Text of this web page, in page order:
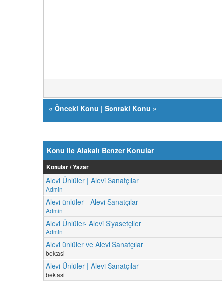
« Önceki Konu | Sonraki Konu »
Konu ile Alakalı Benzer Konular
Konular / Yazar
Alevi Ünlüler | Alevi Sanatçılar
Admin
Alevi ünlüler - Alevi Sanatçılar
Admin
Alevi Ünlüler- Alevi Siyasetçiler
Admin
Alevi ünlüler ve Alevi Sanatçılar
bektasi
Alevi Ünlüler | Alevi Sanatçılar
bektasi